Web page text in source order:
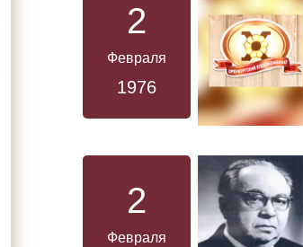
2
Февраля
1976
2
Февраля